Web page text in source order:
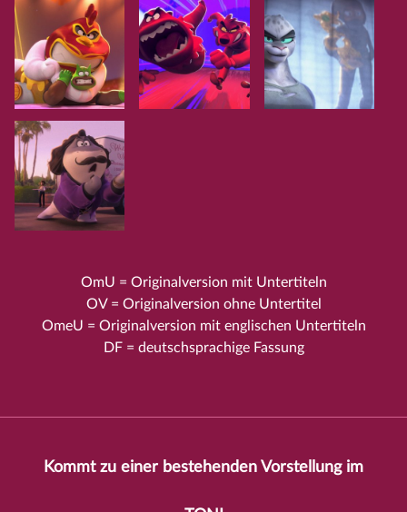
OmU = Originalversion mit Untertiteln
OV = Originalversion ohne Untertitel
OmeU = Originalversion mit englischen Untertiteln
DF = deutschsprachige Fassung
Kommt zu einer bestehenden Vorstellung im